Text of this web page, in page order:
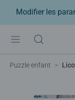
Modifier les
Puzzle enfant